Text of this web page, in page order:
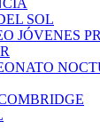
SOL
JÓVENES